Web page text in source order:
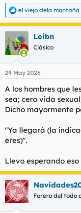
l
t
e
m
a
i
o
R
e
a
c
c
i
e
:
el viejo dela montaña
Leibn
Clásico
29 May 2026
A los hombres que
sea; cero vida
Dicho mayormente
"Ya llegará (la
eres)".
Llevo esperando
Forero del todo